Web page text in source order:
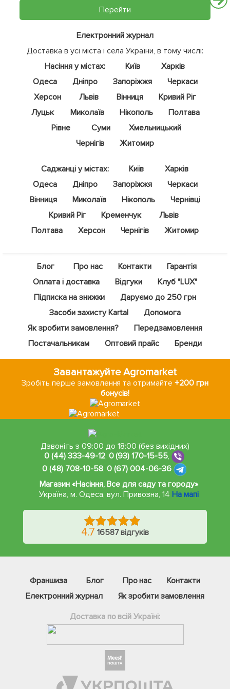
Перейти
Електронний журнал
Доставка в усі міста і села України, в тому числі:
Насіння у містах:
Київ
Харків
Одеса
Дніпро Запоріжжя
Черкаси
Херсон
Львів Вінниця
Кривий Ріг
Луцьк
Миколаїв Нікополь
Полтава
Рівне
Суми
Хмельницький
Чернігів
Житомир
Саджанці у містах: Київ
Харків
Одеса
Дніпро Запоріжжя
Черкаси
Вінниця
Миколаїв Нікополь
Чернівці
Кривий Ріг
Кременчук
Львів
Полтава
Херсон Чернігів Житомир
Блог Про нас Контакти
Гарантія
Оплата і доставка
Відгуки
Клуб "LUX"
Підписка на знижки
Даруємо до 250 грн
Засоби захисту Kartal
Допомога
Як зробити замовлення?
Передзамовлення
Постачальникам
Оптовий прайс Бренди
Завантажуйте Agromarket
Зробіть перше замовлення та отримайте+200 грн
бонусів!
Дзвоніть з 09:00 до 18:00 (без вихідних)
0 (44) 333-49-12, 0 (93) 170-15-55,
0 (48) 708-10-58, 0 (67) 004-06-36
Магазин «Насіння, Все для саду та городу»
Україна, м. Одеса,вул. Привозна, 14 На мапі
4.7 16587 відгуків
Франшиза Блог Про нас
Контакти
Електронний журнал
Як зробити замовлення
Доставка по всій Україні: